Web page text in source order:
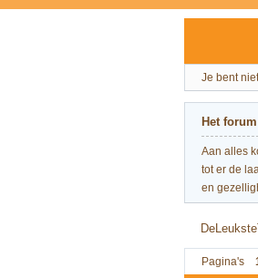
Je bent
Het
Aan alles
tot er de
en
Pagina's